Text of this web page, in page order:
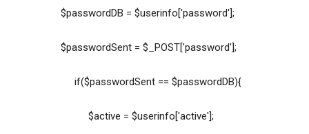
$passwordDB = $userinfo['password'];
$passwordSent = $_POST['password'];
if($passwordSent == $passwordDB){
$active = $userinfo['active'];